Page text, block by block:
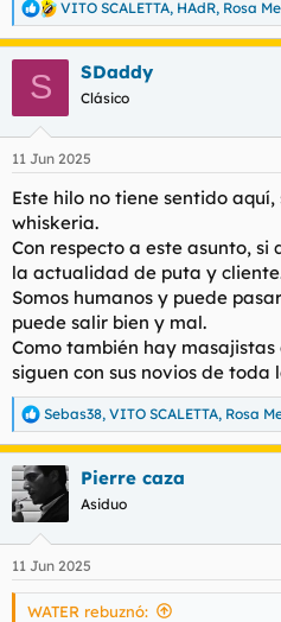
chicas encantadoras
que se merecen lo mejor en sus
Es una dualidad difícil de asimilar..
Pero ganan mucho dinero y lo
educadas y honradas mi
Aunque los socialistas quieren
se debería de legalizar y Cobrar
social
R
e
a
e
:
VITO SCALETTA, HAdR, Rosa
S SDaddy
Clásico
11 Jun 2025
Este hilo no tiene sentido
whiskeria.
Con respecto a este asunto, si
la actualidad de puta y
Somos humanos y puede
puede salir bien y mal.
Como también hay masajistas
siguen con sus novios de toda
R
e
a
c
c
i
e
s
Sebas38, VITO SCALETTA, Rosa
Pierre caza
Asiduo
11 Jun 2025
WATER rebuznó: